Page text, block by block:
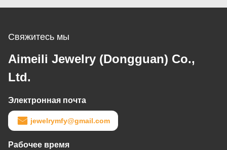
Свяжитесь мы
Aimeili Jewelry (Dongguan) Co.,
Ltd.
Электронная почта
jewelrymfy@gmail.com
Рабочее время